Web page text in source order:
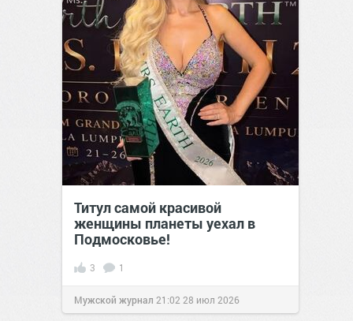
Титул самой красивой
женщины планеты уехал в
Подмосковье!
3 1
Мужской журнал 21:02 28 июл 2026